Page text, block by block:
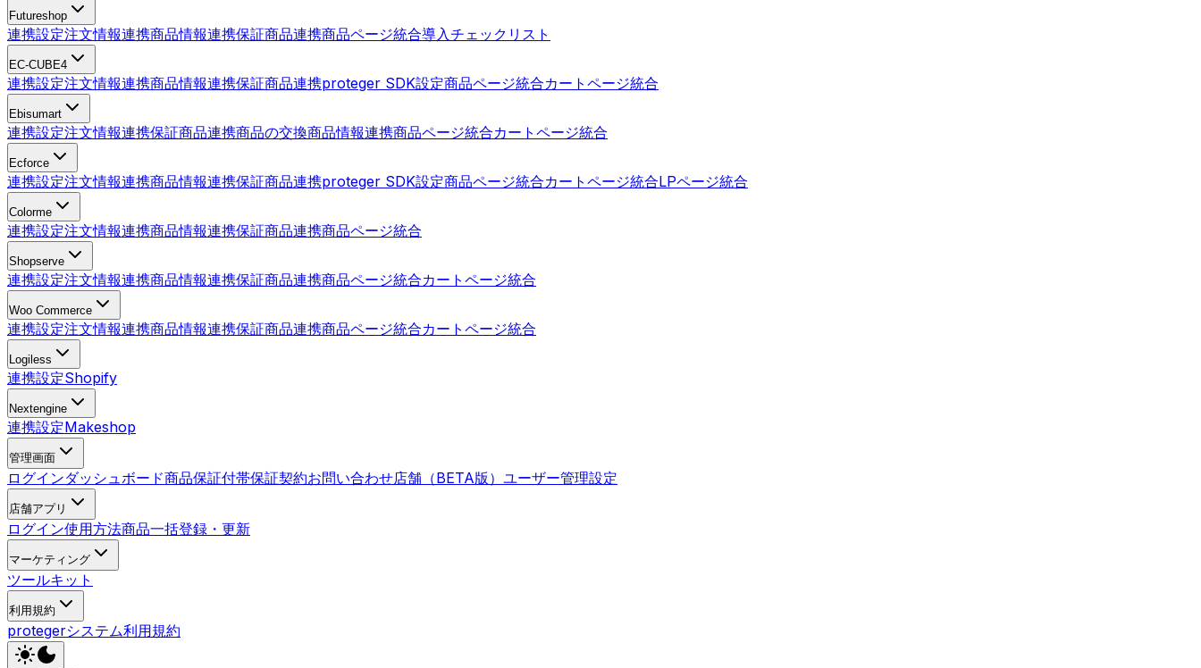
Futureshop
連携設定注文情報連携商品情報連携保証商品連携商品ページ統合導入チェックリスト
EC-CUBE4
連携設定注文情報連携商品情報連携保証商品連携proteger SDK設定商品ページ統合カートページ統合
Ebisumart
連携設定注文情報連携保証商品連携商品の交換商品情報連携商品ページ統合カートページ統合
Ecforce
連携設定注文情報連携商品情報連携保証商品連携proteger SDK設定商品ページ統合カートページ統合LPページ統合
Colorme
連携設定注文情報連携商品情報連携保証商品連携商品ページ統合
Shopserve
連携設定注文情報連携商品情報連携保証商品連携商品ページ統合カートページ統合
Woo Commerce
連携設定注文情報連携商品情報連携保証商品連携商品ページ統合カートページ統合
Logiless
連携設定Shopify
Nextengine
連携設定Makeshop
管理画面
ログインダッシュボード商品保証付帯保証契約お問い合わせ店舗（BETA版） ユーザー管理設定
店舗アプリ
ログイン使用方法商品一括登録・更新
マーケティング
ツールキット
利用規約
protegerシステム利用規約